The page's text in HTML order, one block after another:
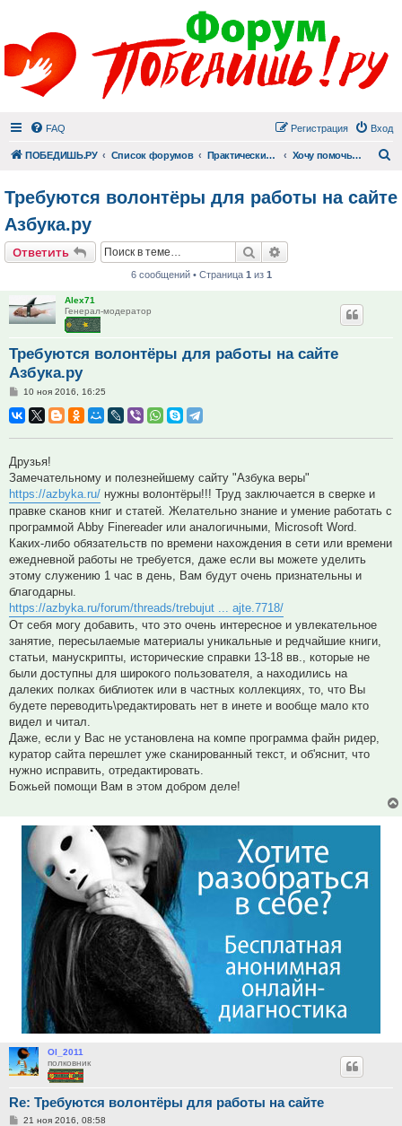
FAQ Вход
Регистрация
ПОБЕДИШЬ.РУ Список форумов Практический раздел Хочу помочь другому
Требуются волонтёры для работы на сайте
Азбука.ру
Ответить Поиск
6 сообщений • Страница 1 из 1
Alex71
Генерал-модератор
Требуются волонтёры для работы на сайте
Азбука.ру
Сообщение
10 ноя 2016, 16:25
Друзья!
Замечательному и полезнейшему сайту "Азбука веры"
https://azbyka.ru/ нужны волонтёры!!! Труд заключается в сверке и
правке сканов книг и статей. Желательно знание и умение работать с
программой Abby Finereader или аналогичными, Microsoft Word.
Каких-либо обязательств по времени нахождения в сети или времени
ежедневной работы не требуется, даже если вы можете уделить
этому служению 1 час в день, Вам будут очень признательны и
благодарны.
https://azbyka.ru/forum/threads/trebujut ... ajte.7718/
От себя могу добавить, что это очень интересное и увлекательное
занятие, пересылаемые материалы уникальные и редчайшие книги,
статьи, манускрипты, исторические справки 13-18 вв., которые не
были доступны для широкого пользователя, а находились на
далеких полках библиотек или в частных коллекциях, то, что Вы
будете переводить\редактировать нет в инете и вообще мало кто
видел и читал.
Даже, если у Вас не установлена на компе программа файн ридер,
куратор сайта перешлет уже сканированный текст, и об'яснит, что
нужно исправить, отредактировать.
Божьей помощи Вам в этом добром деле!
Ol_2011
полковник
Re: Требуются волонтёры для работы на сайте
Сообщение
21 ноя 2016, 08:58